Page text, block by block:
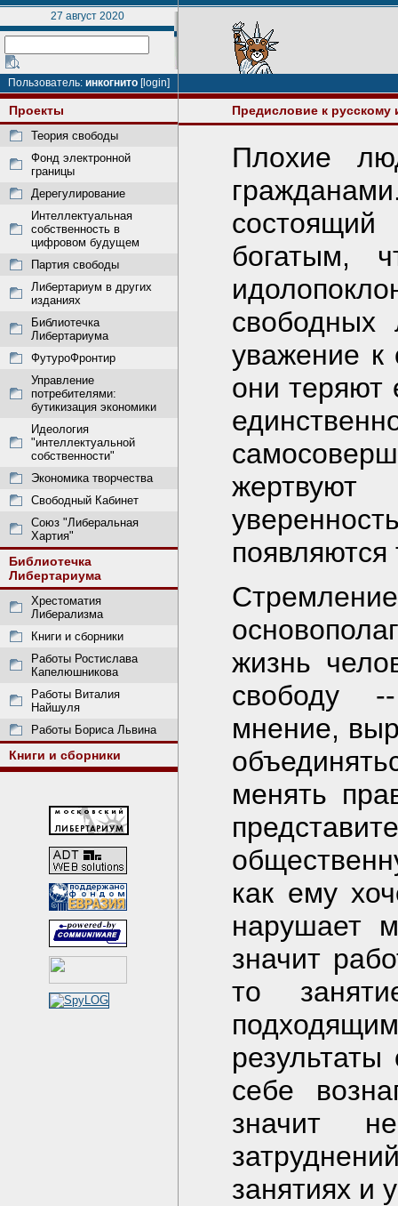
27 август 2020
Пользователь: инкогнито [login]
Проекты
Теория свободы
Фонд электронной
границы
Дерегулирование
Интеллектуальная
собственность в
цифровом будущем
Партия свободы
Либертариум в других
изданиях
Библиотечка
Либертариума
ФутуроФронтир
Управление
потребителями:
бутикизация экономики
Идеология
"интеллектуальной
собственности"
Экономика творчества
Свободный Кабинет
Союз "Либеральная
Хартия"
Библиотечка
Либертариума
Хрестоматия
Либерализма
Книги и сборники
Работы Ростислава
Капелюшникова
Работы Виталия
Найшуля
Работы Бориса Львина
Книги и сборники
Предисловие к русскому
Плохие
богатым,
свободных
уважение к
они теряют
жизнь
свободу
мнение,
менять
как ему
нарушает
значит
то
себе
значит
занятиях и